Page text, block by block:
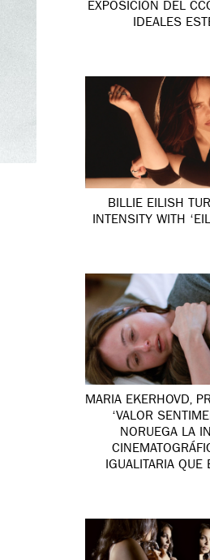
EXPOSICIÓN DEL
IDEALES
BILLIE EILISH
INTENSITY WITH
MARIA EKERHOVD,
‘VALOR
NORUEGA LA
IGUALITARIA QUE